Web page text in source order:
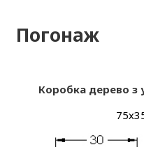
Погонаж
Коробка дерево з